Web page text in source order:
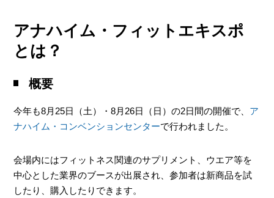
何が楽しくて参加するの？
チケットは事前に購入
アナハイム・フィットエキスポ
とは？
概要
今年も8月25日（土）・8月26日（日）の2日間の開催で、 ア
ナハイム・コンベンションセンターで行われました。
会場内にはフィットネス関連のサプリメント、ウエア等を
中心とした業界のブースが出展され、参加者は新商品を試
したり、購入したりできます。